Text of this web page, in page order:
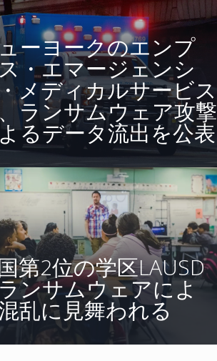
ーヨークのエンプ
・エマージェンシ
メディカルサービス
ランサムウェア攻撃
るデータ流出を公表
第2位の学区LAUSD
ンサムウェアによ
乱に見舞われる